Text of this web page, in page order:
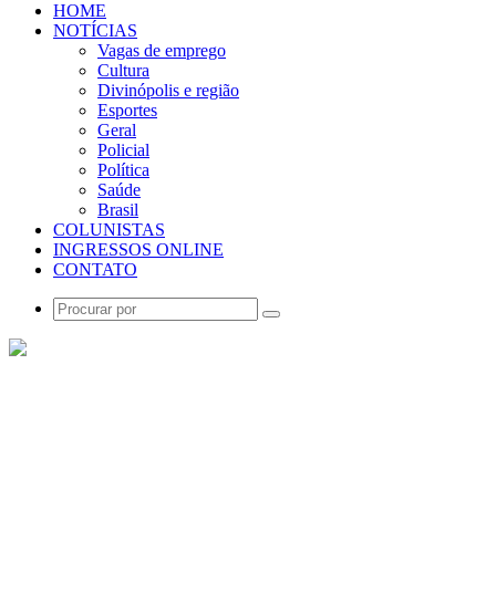
HOME
NOTÍCIAS
Vagas de emprego
Cultura
Divinópolis e região
Esportes
Geral
Policial
Política
Saúde
Brasil
COLUNISTAS
INGRESSOS ONLINE
CONTATO
Procurar